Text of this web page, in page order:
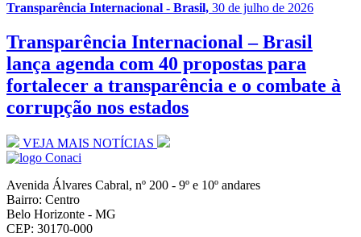
Transparência Internacional - Brasil, 30 de julho de 2026
Transparência Internacional – Brasil
lança agenda com 40 propostas para
fortalecer a transparência e o combate à
corrupção nos estados
VEJA MAIS NOTÍCIAS
Avenida Álvares Cabral, nº 200 - 9º e 10º andares
Bairro: Centro
Belo Horizonte - MG
CEP: 30170-000